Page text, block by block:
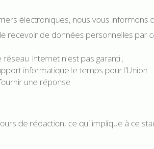
électroniques, nous vous informons
recevoir de données personnelles par
Internet n'est pas garanti ;
informatique le temps pour l’Union
une réponse
de rédaction, ce qui implique à ce